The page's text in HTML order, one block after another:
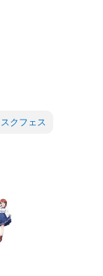
スクフェス